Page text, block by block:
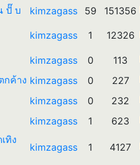
ปั๊ บ kimzagass 59 151356
kimzagass 1 12326
kimzagass 0 113
กค้าง kimzagass 0 227
kimzagass 0 232
kimzagass 1 623
ทิง
kimzagass 1 4127